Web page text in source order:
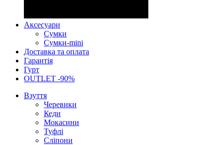
Аксесуари
Сумки
Сумки-mini
Доставка та оплата
Гарантія
Гурт
OUTLET -90%
Взуття
Черевики
Кеди
Мокасини
Туфлі
Сліпони